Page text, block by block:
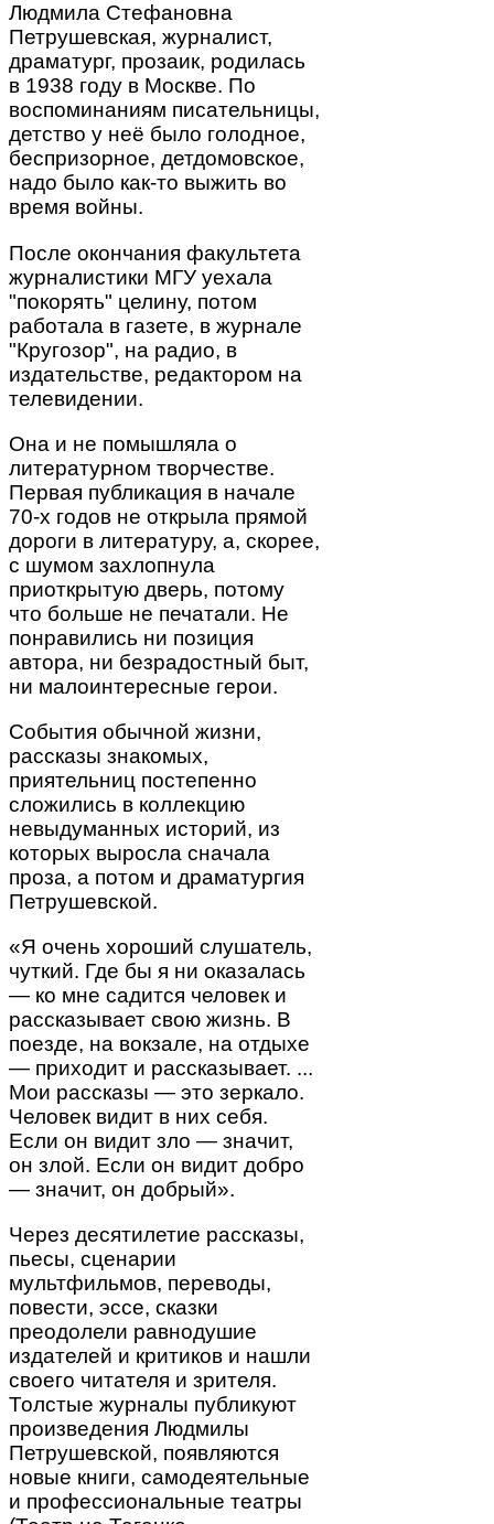
Людмила Стефановна
Петрушевская, журналист,
драматург, прозаик, родилась
в 1938 году в Москве. По
воспоминаниям писательницы,
детство у неё было голодное,
беспризорное, детдомовское,
надо было как-то выжить во
время войны.
После окончания факультета
журналистики МГУ уехала
"покорять" целину, потом
работала в газете, в журнале
"Кругозор", на радио, в
издательстве, редактором на
телевидении.
Она и не помышляла о
литературном творчестве.
Первая публикация в начале
70-х годов не открыла прямой
дороги в литературу, а, скорее,
с шумом захлопнула
приоткрытую дверь, потому
что больше не печатали. Не
понравились ни позиция
автора, ни безрадостный быт,
ни малоинтересные герои.
События обычной жизни,
рассказы знакомых,
приятельниц постепенно
сложились в коллекцию
невыдуманных историй, из
которых выросла сначала
проза, а потом и драматургия
Петрушевской.
«Я очень хороший слушатель,
чуткий. Где бы я ни оказалась
— ко мне садится человек и
рассказывает свою жизнь. В
поезде, на вокзале, на отдыхе
— приходит и рассказывает. ...
Мои рассказы — это зеркало.
Человек видит в них себя.
Если он видит зло — значит,
он злой. Если он видит добро
— значит, он добрый».
Через десятилетие рассказы,
пьесы, сценарии
мультфильмов, переводы,
повести, эссе, сказки
преодолели равнодушие
издателей и критиков и нашли
своего читателя и зрителя.
Толстые журналы публикуют
произведения Людмилы
Петрушевской, появляются
новые книги, самодеятельные
и профессиональные театры